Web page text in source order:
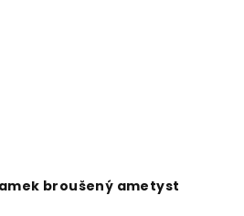
broušený ametyst